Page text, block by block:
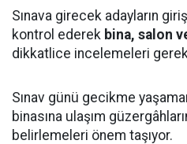
Sınava girecek adayların
kontrol ederek bina, salon
dikkatlice incelemeleri
Sınav günü gecikme
binasına ulaşım
belirlemeleri önem taşıyor.